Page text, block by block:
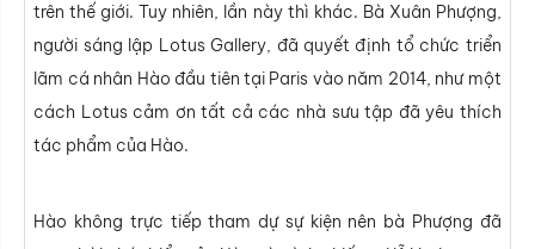
trên thế giới. Tuy nhiên, lần này thì khác. Bà Xuân Phượng,
người sáng lập Lotus Gallery, đã quyết định tổ chức triển
lãm cá nhân Hào đầu tiên tại Paris vào năm 2014, như một
cách Lotus cảm ơn tất cả các nhà sưu tập đã yêu thích
tác phẩm của Hào.
Hào không trực tiếp tham dự sự kiện nên bà Phượng đã